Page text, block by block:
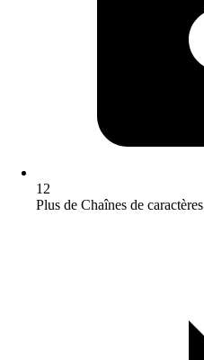
12
Plus de Chaînes de caractères